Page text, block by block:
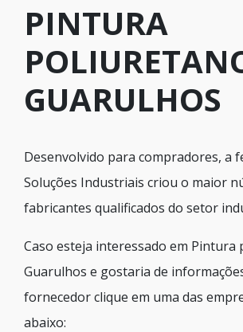
PINTURA
GUARULHOS
Desenvolvido para compradores, a
Soluções Industriais criou o maior
fabricantes qualificados do setor
Caso esteja interessado em Pintura
Guarulhos e gostaria de
fornecedor clique em uma das
abaixo: